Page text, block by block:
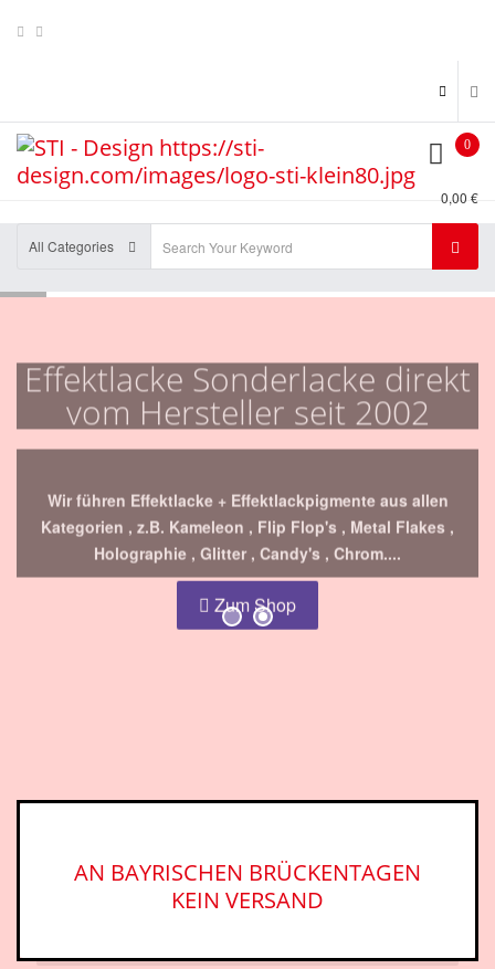
0
0,00 €
All Categories
Effektlacke Sonderlacke direkt
vom Hersteller seit 2002
Holographie , Glitter , Candy's , Chrom....
Zum Shop
AN BAYRISCHEN BRÜCKENTAGEN
KEIN VERSAND